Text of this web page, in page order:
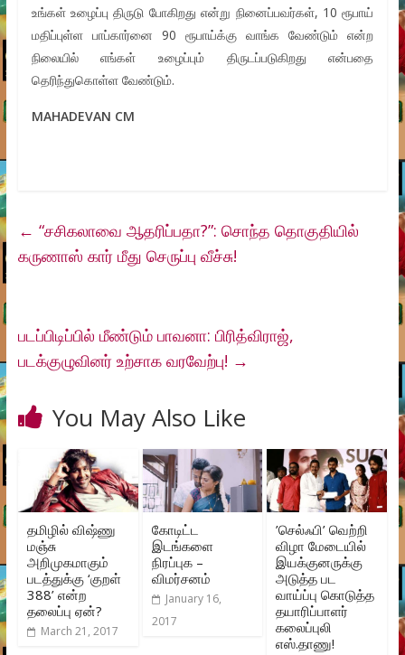
உங்கள் உழைப்பு திருடு போகிறது என்று நினைப்பவர்கள், 10 ரூபாய்
மதிப்புள்ள பாப்கார்னை 90 ரூபாய்க்கு வாங்க வேண்டும் என்ற
நிலையில் எங்கள் உழைப்பும் திருடப்படுகிறது என்பதை
தெரிந்துகொள்ள வேண்டும்.
MAHADEVAN CM
← “சசிகலாவை ஆதரிப்பதா?”: சொந்த தொகுதியில்
கருணாஸ் கார் மீது செருப்பு வீச்சு!
படப்பிடிப்பில் மீண்டும் பாவனா: பிரித்விராஜ்,
படக்குழுவினர் உற்சாக வரவேற்பு! →
You May Also Like
தமிழில் விஷ்ணு
மஞ்சு
அறிமுகமாகும்
படத்துக்கு ‘குறள்
388’ என்ற
தலைப்பு ஏன்?
March 21, 2017
கோடிட்ட
இடங்களை
நிரப்புக –
விமர்சனம்
January 16,
2017
’செல்ஃபி’ வெற்றி
விழா மேடையில்
இயக்குனருக்கு
அடுத்த பட
வாய்ப்பு கொடுத்த
தயாரிப்பாளர்
கலைப்புலி
எஸ்.தாணு!